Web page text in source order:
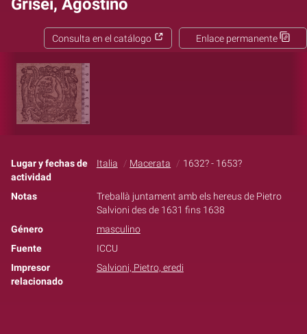
Grisei, Agostino
Enlace permanente
Consulta en el catálogo
Lugar y fechas de
actividad
Italia Macerata 1632? - 1653?
Notas
Treballà juntament amb els hereus de Pietro
Salvioni des de 1631 fins 1638
Género
masculino
Fuente
ICCU
Impresor
relacionado
Salvioni, Pietro, eredi